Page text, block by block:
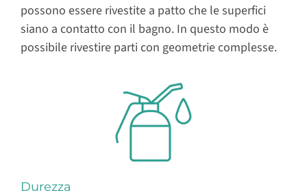
possono essere rivestite a patto che le superfici
siano a contatto con il bagno. In questo modo è
possibile rivestire parti con geometrie complesse.
Durezza